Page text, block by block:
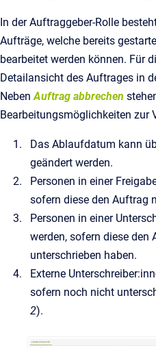
In der Auftraggeber-Rolle
Aufträge, welche bereits
bearbeitet werden können. Für
Detailansicht des Auftrages in
NebenAuftrag abbrechen
Bearbeitungsmöglichkeiten zur
Das Ablaufdatum kann
geändert werden.
Personen in einer
sofern diese den Auftrag
Personen in einer
werden, sofern diese den
unterschrieben haben.
Externe
sofern noch nicht
2).